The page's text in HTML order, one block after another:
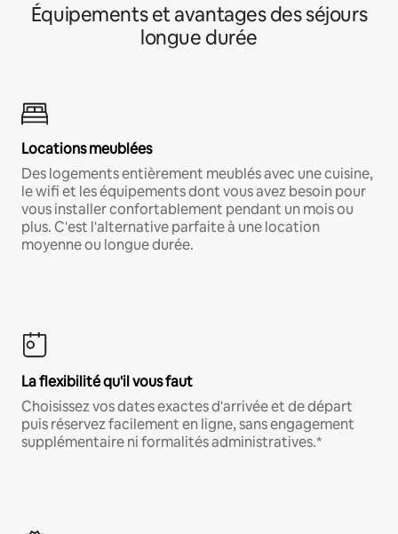
Équipements et avantages des séjours
longue durée
Locations meublées
Des logements entièrement meublés avec une cuisine,
le wifi et les équipements dont vous avez besoin pour
vous installer confortablement pendant un mois ou
plus. C'est l'alternative parfaite à une location
moyenne ou longue durée.
La flexibilité qu'il vous faut
Choisissez vos dates exactes d'arrivée et de départ
puis réservez facilement en ligne, sans engagement
supplémentaire ni formalités administratives.*